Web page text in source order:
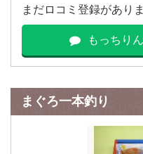
まだロコミ登録があり
もっちり
まぐろ一本釣り